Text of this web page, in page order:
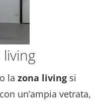
la zona living si
un’ampia vetrata,